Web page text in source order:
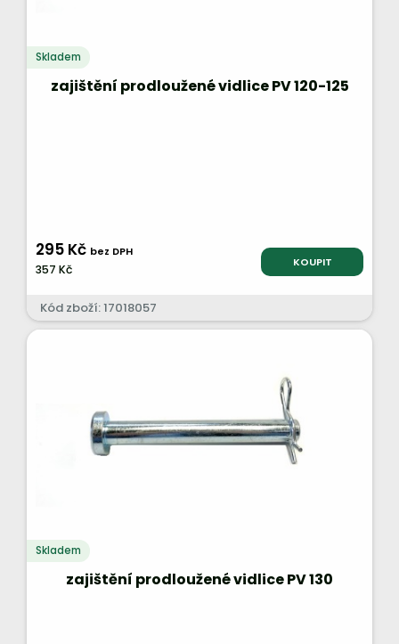
Skladem
zajištění prodloužené vidlice PV 120-125
295 Kč bez DPH
357 Kč KOUPIT
Kód zboží: 17018057
Skladem
zajištění prodloužené vidlice PV 130